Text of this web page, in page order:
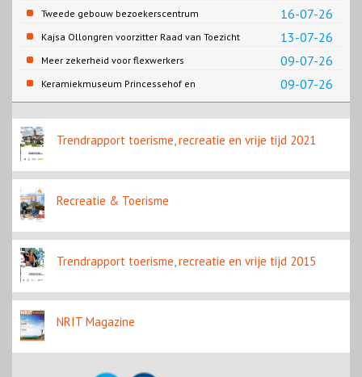
gestopt
16-07-26
Tweede gebouw bezoekerscentrum
Loevestein dichterbij
13-07-26
Kajsa Ollongren voorzitter Raad van Toezicht
Rijksmuseum
09-07-26
Meer zekerheid voor flexwerkers
09-07-26
Keramiekmuseum Princessehof en
Slavernijmuseum werken samen in
koffietentoonstelling
Trendrapport toerisme, recreatie en vrije tijd 2021
Recreatie & Toerisme
Trendrapport toerisme, recreatie en vrije tijd 2015
NRIT Magazine